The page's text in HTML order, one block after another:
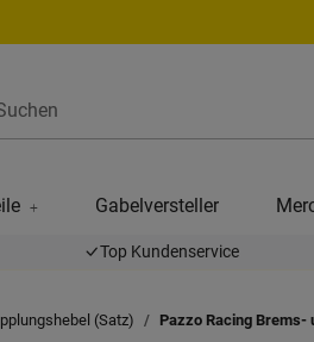
Gabelversteller
Top Kundenservice
(Satz) Pazzo Racing Brems-